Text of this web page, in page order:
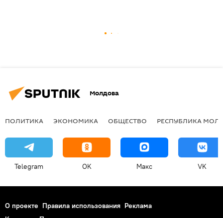
Молдова
ПОЛИТИКА ЭКОНОМИКА ОБЩЕСТВО РЕСПУБЛИКА
Telegram OK Макс VK
О проекте Правила использования Реклама